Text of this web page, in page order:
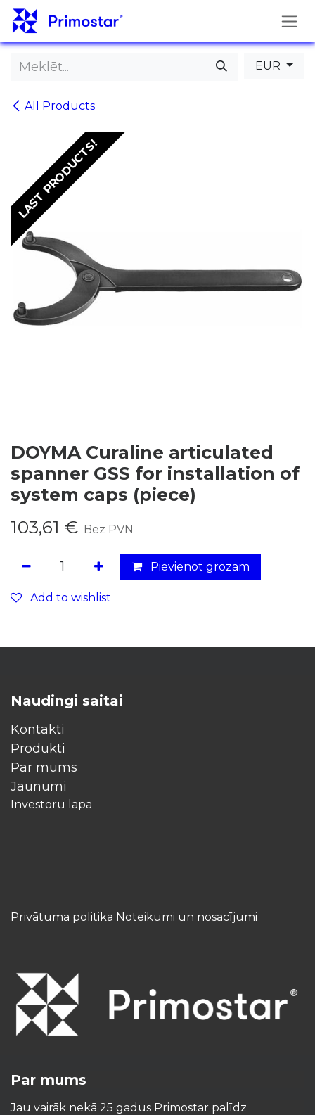
Pāriet pie satura
All Products
EUR
LAST PRODUCTS!
DOYMA Curaline articulated
spanner GSS for installation of
system caps (piece)
103,61 € Bez PVN
Pievienot grozam
Add to wishlist
Naudingi saitai
Kontakti
Produkti
Par mums
Jaunumi
Investoru lapa
Privātuma politika Noteikumi un nosacījumi
Par mums
Jau vairāk nekā 25 gadus Primostar palīdz